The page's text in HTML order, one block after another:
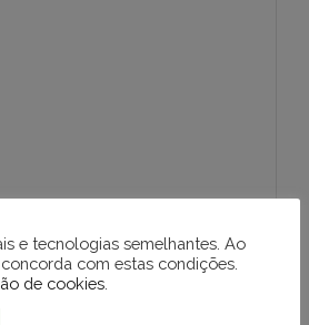
e tecnologias semelhantes. Ao
com estas condições.
de cookies